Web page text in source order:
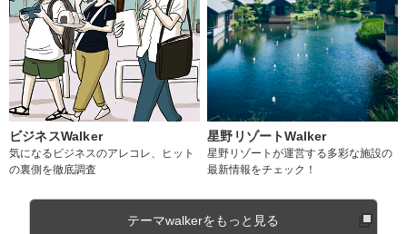
ビジネスWalker
気になるビジネスのアレコレ、ヒット
の裏側を徹底調査
星野リゾートWalker
星野リゾートが運営する多彩な施設の
最新情報をチェック！
テーマwalkerをもっと見る